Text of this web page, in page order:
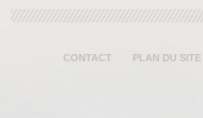
CONTACT PLAN DU SITE